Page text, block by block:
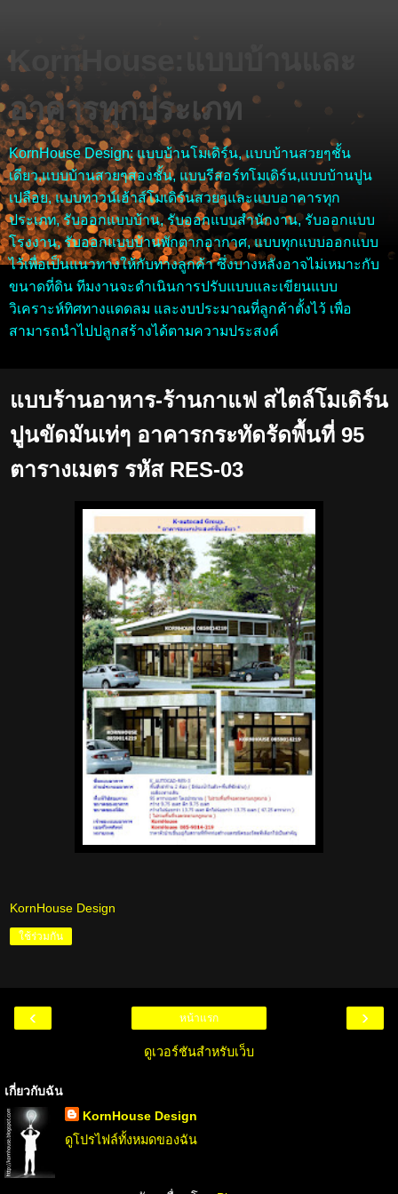
KornHouse:แบบบ้านและ
อาคารทุกประเภท
KornHouse Design: แบบบ้านโมเดิร์น, แบบบ้านสวยๆชั้น
เดียว,แบบบ้านสวยๆสองชั้น, แบบรีสอร์ทโมเดิร์น,แบบบ้านปูน
เปลือย, แบบทาวน์เฮ้าส์โมเดิร์นสวยๆและแบบอาคารทุก
ประเภท, รับออกแบบบ้าน, รับออกแบบสำนักงาน, รับออกแบบ
โรงงาน, รับออกแบบบ้านพักตากอากาศ, แบบทุกแบบออกแบบ
ไว้เพื่อเป็นแนวทางให้กับทางลูกค้า ซึ่งบางหลังอาจไม่เหมาะกับ
ขนาดที่ดิน ทีมงานจะดำเนินการปรับแบบและเขียนแบบ
วิเคราะห์ทิศทางแดดลม และงบประมาณที่ลูกค้าตั้งไว้ เพื่อ
สามารถนำไปปลูกสร้างได้ตามความประสงค์
แบบร้านอาหาร-ร้านกาแฟ สไตล์โมเดิร์น
ปูนขัดมันเท่ๆ อาคารกระทัดรัดพื้นที่ 95
ตารางเมตร รหัส RES-03
KornHouse Design
ใช้ร่วมกัน
‹ ›
หน้าแรก
ดูเวอร์ชันสำหรับเว็บ
เกี่ยวกับฉัน
KornHouse Design
ดูโปรไฟล์ทั้งหมดของฉัน